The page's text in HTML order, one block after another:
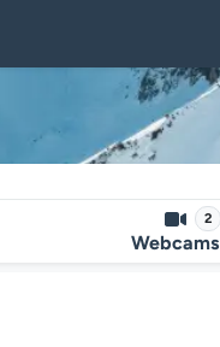
2
Webcams